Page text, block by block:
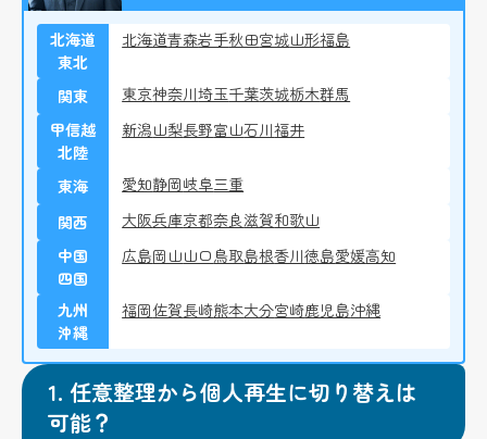
北海道
東北
北海道青森岩手秋田宮城山形福島
関東 東京神奈川埼玉千葉茨城栃木群馬
甲信越
北陸
新潟山梨長野富山石川福井
東海 愛知静岡岐阜三重
関西
大阪兵庫京都奈良滋賀和歌山
中国
四国
広島岡山山口鳥取島根香川徳島愛媛高知
九州
沖縄
福岡佐賀長崎熊本大分宮崎鹿児島沖縄
1. 任意整理から個人再生に切り替えは
可能？